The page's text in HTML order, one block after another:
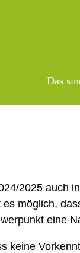
Das
2025 auch
möglich,
eine
keine